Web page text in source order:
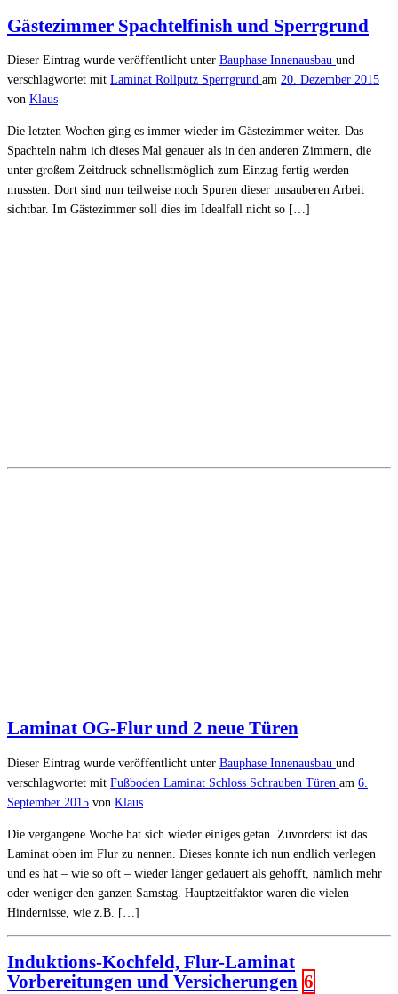
Gästezimmer Spachtelfinish und Sperrgrund
Dieser Eintrag wurde veröffentlicht unter Bauphase Innenausbau und
verschlagwortet mit Laminat Rollputz Sperrgrund am 20. Dezember 2015
von Klaus
Die letzten Wochen ging es immer wieder im Gästezimmer weiter. Das
Spachteln nahm ich dieses Mal genauer als in den anderen Zimmern, die
unter großem Zeitdruck schnellstmöglich zum Einzug fertig werden
mussten. Dort sind nun teilweise noch Spuren dieser unsauberen Arbeit
sichtbar. Im Gästezimmer soll dies im Idealfall nicht so […]
Laminat OG-Flur und 2 neue Türen
Dieser Eintrag wurde veröffentlicht unter Bauphase Innenausbau und
verschlagwortet mit Fußboden Laminat Schloss Schrauben Türen am 6.
September 2015 von Klaus
Die vergangene Woche hat sich wieder einiges getan. Zuvorderst ist das
Laminat oben im Flur zu nennen. Dieses konnte ich nun endlich verlegen
und es hat – wie so oft – wieder länger gedauert als gehofft, nämlich mehr
oder weniger den ganzen Samstag. Hauptzeitfaktor waren die vielen
Hindernisse, wie z.B. […]
Induktions-Kochfeld, Flur-Laminat
Vorbereitungen und Versicherungen 6